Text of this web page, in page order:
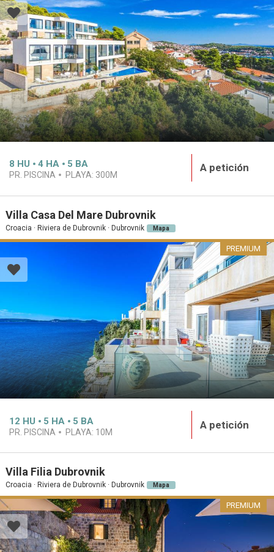
8 HU 4 HA 5 BA
PR. PISCINA PLAYA: 300M
A petición
Villa Casa Del Mare Dubrovnik
Croacia · Riviera de Dubrovnik · Dubrovnik Mapa
PREMIUM
12 HU 5 HA 5 BA
PR. PISCINA PLAYA: 10M
A petición
Villa Filia Dubrovnik
Croacia · Riviera de Dubrovnik · Dubrovnik Mapa
PREMIUM